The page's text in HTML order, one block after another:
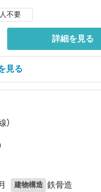
不要
詳細を見る
見る
）
建物構造 鉄骨造